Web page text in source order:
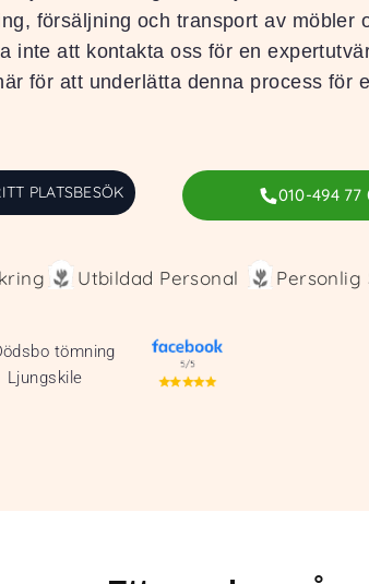
försäljning och transport av möbler
inte att kontakta oss för en
för att underlätta denna process för
PLATSBESÖK 010-494 77
Utbildad Personal Personlig